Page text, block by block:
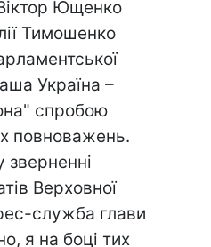
Ющенко
Тимошенко
Україна –
спробою
повноважень.
зверненні
Верховної
служба глави
я на боці тих